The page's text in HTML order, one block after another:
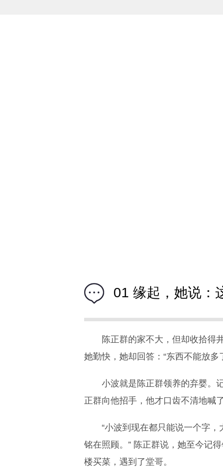
01 缘起，她说：
陈正群的家不大，但却收拾得
她勤快，她却回答：“东西不能放多
小波就是陈正群领养的弃婴。
正群向他招手，他才口齿不清地喊
“小波到现在都只能说一个字
铭在照顾。” 陈正群说，她至今记
楼买菜，遇到了堂哥。